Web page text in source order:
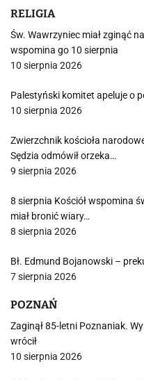
RELIGIA
Św. Wawrzyniec miał zginąć
wspomina go 10 sierpnia
10 sierpnia 2026
Palestyński komitet apeluje o
10 sierpnia 2026
Zwierzchnik kościoła
Sędzia odmówił orzeka…
9 sierpnia 2026
8 sierpnia Kościół wspomina
miał bronić wiary…
8 sierpnia 2026
Bł. Edmund Bojanowski –
7 sierpnia 2026
POZNAŃ
Zaginął 85-letni Poznaniak.
wrócił
10 sierpnia 2026